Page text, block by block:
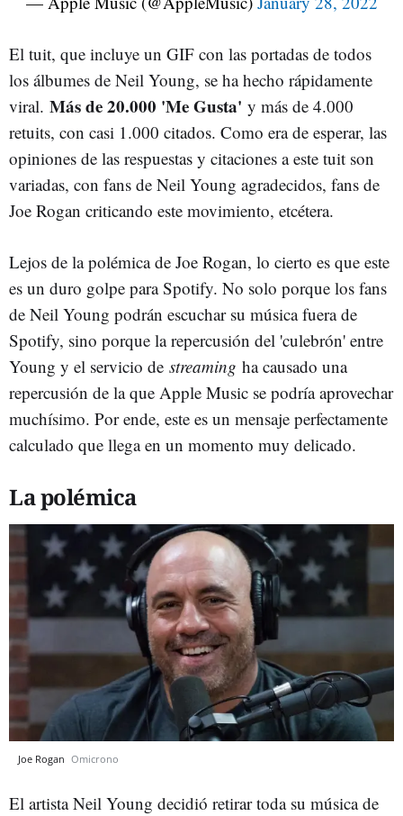
El tuit, que incluye un GIF con las portadas de todos
los álbumes de Neil Young, se ha hecho rápidamente
viral. Más de 20.000 'Me Gusta' y más de 4.000
retuits, con casi 1.000 citados. Como era de esperar, las
opiniones de las respuestas y citaciones a este tuit son
variadas, con fans de Neil Young agradecidos, fans de
Joe Rogan criticando este movimiento, etcétera.
Lejos de la polémica de Joe Rogan, lo cierto es que este
es un duro golpe para Spotify. No solo porque los fans
de Neil Young podrán escuchar su música fuera de
Spotify, sino porque la repercusión del 'culebrón' entre
Young y el servicio de streaming ha causado una
repercusión de la que Apple Music se podría aprovechar
muchísimo. Por ende, este es un mensaje perfectamente
calculado que llega en un momento muy delicado.
La polémica
Joe Rogan Omicrono
El artista Neil Young decidió retirar toda su música de